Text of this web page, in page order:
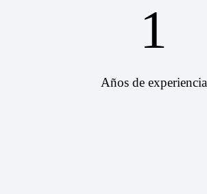
1
Años de experiencia